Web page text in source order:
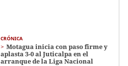
CRÓNICA
Motagua inicia con paso firme y
aplasta 3-0 al Juticalpa en el
arranque de la Liga Nacional